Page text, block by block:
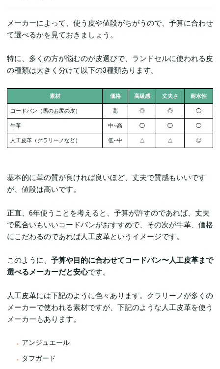
メーカーによって、使う皮や値段がちがうので、予算に合わせ
て選べるかを見ておきましょう。
特に、多くの方が悩むのが皮選びで、ランドセルに使われる皮
の種類は大きく分けて以下の3種類あります。
素材 価格 高級感 丈夫さ 耐水性
コードバン（馬のお尻の皮） 高 ◎ ◎ ◯
牛革 中~高 ◯ ◯ ◯
人工皮革（ クラリーノなど） 低~中 △ △ ◎
基本的に革の質が良ければ良いほど、丈夫で質感もいいです
が、値段は高いです。
正直、6年使うことを考えると、予算が許すのであれば、丈夫
で風合いもいいコードバンがおすすめで、その次が牛革、価格
にこだわるのであれば人工皮革というイメージです。
このように、 予算や目的に合わせてコードバン〜人工皮革まで
選べるメーカーだと安心です。
人工皮革には下記のように色々あります。クラリーノが多くの
メーカーで使われる素材ですが、下記のような人工皮革を使う
メーカーもあります。
アンジュエール
タフガード